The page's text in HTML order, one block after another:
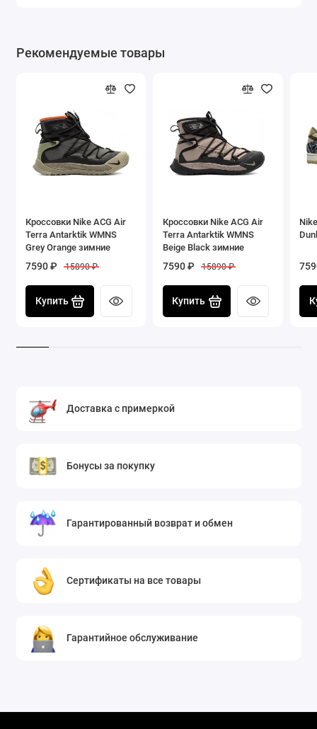
Рекомендуемые товары
Кроссовки Nike ACG Air
Terra Antarktik WMNS
Grey Orange зимние
7590 ₽ 15890 ₽
Купить
Кроссовки Nike ACG Air
Terra Antarktik WMNS
Beige Black зимние
7590 ₽ 15890 ₽
Купить
Доставка с примеркой
Бонусы за покупку
Гарантированный возврат и обмен
Сертификаты на все товары
Гарантийное обслуживание